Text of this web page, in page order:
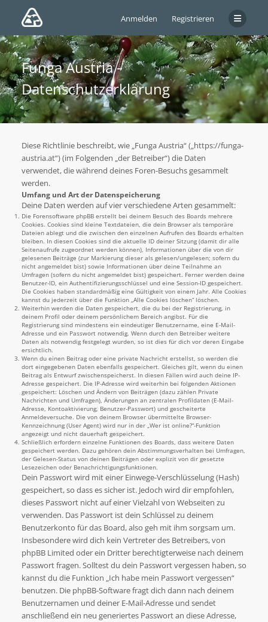
Anmelden Registrieren
Funga Austria -
Datenschutzerklärung
Diese Richtlinie beschreibt, wie „Funga Austria“ („https://funga-
austria.at“) (im Folgenden „der Betreiber“) die Daten
verwendet, die während deines Foren-Besuchs gesammelt
werden.
Umfang und Art der Datenspeicherung
Deine Daten werden auf vier verschiedene Arten gesammelt:
Die Forensoftware phpBB erstellt bei deinem Besuch des Boards mehrere
Cookies. Cookies sind kleine Textdateien, die dein Browser als temporäre
Dateien ablegt und die zwischen den einzelnen Aufrufen des Boards erhalten
bleiben. In diesen Cookies sind die aktuelle ID deiner Sitzung (damit dir alle
Seitenaufrufe zugeordnet werden können), Informationen über die von dir
gelesenen Beiträge (zur Markierung dieser als gelesen/ungelesen; sofern du
nicht angemeldet bist) sowie Informationen über deine Teilnahme an
Umfragen (sofern du nicht angemeldet bist) gespeichert. Ferner werden deine
Benutzer-ID, ein Authentifizierungsschlüssel und eine Session-ID gespeichert.
Die Cookies haben standardmäßig eine Gültigkeit von einem Jahr. Alle Cookies
kannst du jederzeit über die Funktion „Alle Cookies löschen“ löschen.
Weiterhin werden die Daten gespeichert, die du bei der Registrierung, in
deinem Profil oder deinem persönlichem Bereich angibst. Für die
Registrierung sind mindestens ein eindeutiger Benutzername, eine E-Mail-
Adresse und ein Passwort notwendig. Wenn durch den Betreiber weitere
Daten als notwendig festgelegt wurden, so ist dies für dich vor deren Eingabe
ersichtlich.
Wenn du einen Beitrag oder eine private Nachricht erstellst, so werden die
dort eingegebenen Daten ebenfalls gespeichert. Gleiches gilt, wenn du einen
Beitrag als Entwurf zwischenspeicherst. In diesen Fällen wird auch deine IP-
Adresse gespeichert. Die IP-Adresse wird weiterhin bei folgenden Aktionen
gespeichert: Löschen und Ändern von Beiträgen (dazu zählen Private
Nachrichten und Umfragen), Änderungen an zentralen Profildaten (E-Mail-
Adresse, Kontoaktivierung, Benutzer-Passwort) und gescheiterte
Anmeldeversuche. Die von deinem Browser übermittelte Browser-
Kennzeichnung (User Agent) wird nur in der „Wer ist online?“-Funktion
angezeigt und nicht dauerhaft gespeichert.
Schließlich erfordern einzelne Funktionen des Boards, dass weitere Daten
gespeichert werden. Dazu gehören dein Abstimmungsverhalten bei Umfragen,
der Gelesen-Status von deinen Beiträgen oder explizit von dir gesetzte
Lesezeichen oder Benachrichtigungsfunktionen.
Dein Passwort wird mit einer Einwege-Verschlüsselung (Hash)
gespeichert, so dass es sicher ist. Jedoch wird dir empfohlen,
dieses Passwort nicht auf einer Vielzahl von Webseiten zu
verwenden. Das Passwort ist dein Schlüssel zu deinem
Benutzerkonto für das Board, also geh mit ihm sorgsam um.
Insbesondere wird dich kein Vertreter des Betreibers, von
phpBB Limited oder ein Dritter berechtigterweise nach deinem
Passwort fragen. Solltest du dein Passwort vergessen haben, so
kannst du die Funktion „Ich habe mein Passwort vergessen“
benutzen. Die phpBB-Software fragt dich dann nach deinem
Benutzernamen und deiner E-Mail-Adresse und sendet
anschließend ein neu generiertes Passwort an diese Adresse,